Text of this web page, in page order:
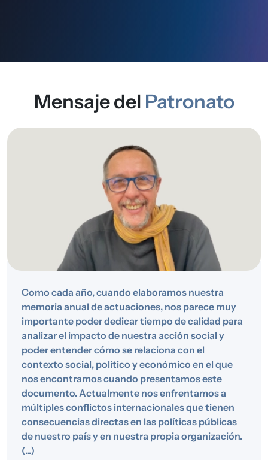
Mensaje del Patronato
Como cada año, cuando elaboramos nuestra
memoria anual de actuaciones, nos parece muy
importante poder dedicar tiempo de calidad para
analizar el impacto de nuestra acción social y
poder entender cómo se relaciona con el
contexto social, político y económico en el que
nos encontramos cuando presentamos este
documento. Actualmente nos enfrentamos a
múltiples conflictos internacionales que tienen
consecuencias directas en las políticas públicas
de nuestro país y en nuestra propia organización.
(...)